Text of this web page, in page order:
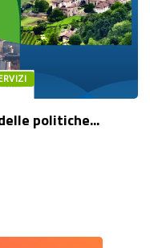
politiche...